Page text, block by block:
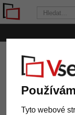
Tyto webové
VsechnRamy.cz
rám Dijon
Dřevěný
míru